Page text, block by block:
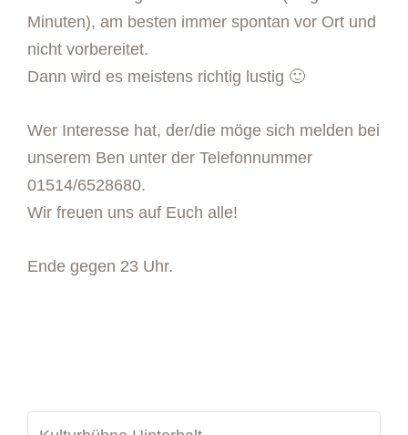
Minuten), am besten immer spontan vor Ort und
nicht vorbereitet.
Dann wird es meistens richtig lustig 🙂
Wer Interesse hat, der/die möge sich melden bei
unserem Ben unter der Telefonnummer
01514/6528680.
Wir freuen uns auf Euch alle!
Ende gegen 23 Uhr.